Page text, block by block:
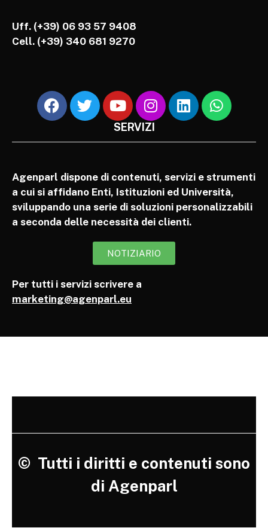
Uff. (+39) 06 93 57 9408
Cell. (+39) 340 681 9270
SERVIZI
Agenparl dispone di contenuti, servizi e strumenti
a cui si affidano Enti, Istituzioni ed Università,
sviluppando una serie di soluzioni personalizzabili
a seconda delle necessità dei clienti.
NOTIZIARIO
Per tutti i servizi scrivere a
marketing@agenparl.eu
© Tutti i diritti e contenuti sono
di Agenparl